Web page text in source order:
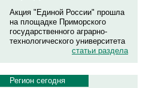
Акция "Единой России" прошла
на площадке Приморского
государственного аграрно-
технологического университета
статьи раздела
Регион сегодня